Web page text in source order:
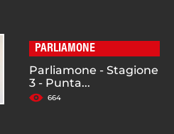
PARLIAMONE
Parliamone - Stagione
3 - Punta...
664